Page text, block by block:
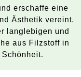
erschaffe eine
Ästhetik vereint.
langlebigen und
aus Filzstoff in